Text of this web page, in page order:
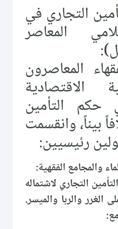
التجاري في
المعاصر
المعاصرون
الاقتصادية
حكم التأمين
بيناً، وانقسمت
رئيسيين:
والمجامع الفقهية:
التجاري لاشتماله
والربا والميسر.